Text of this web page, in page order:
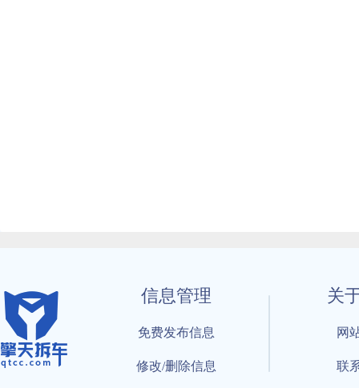
信息管理
免费发布信息
修改/删除信息
关
网
联